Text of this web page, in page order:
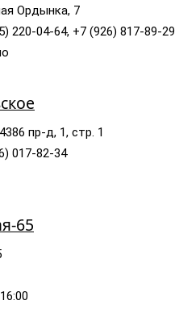
Ордынка, 7
220-04-64, +7 (926) 817-89-29
пр-д, 1, стр. 1
017-82-34
65